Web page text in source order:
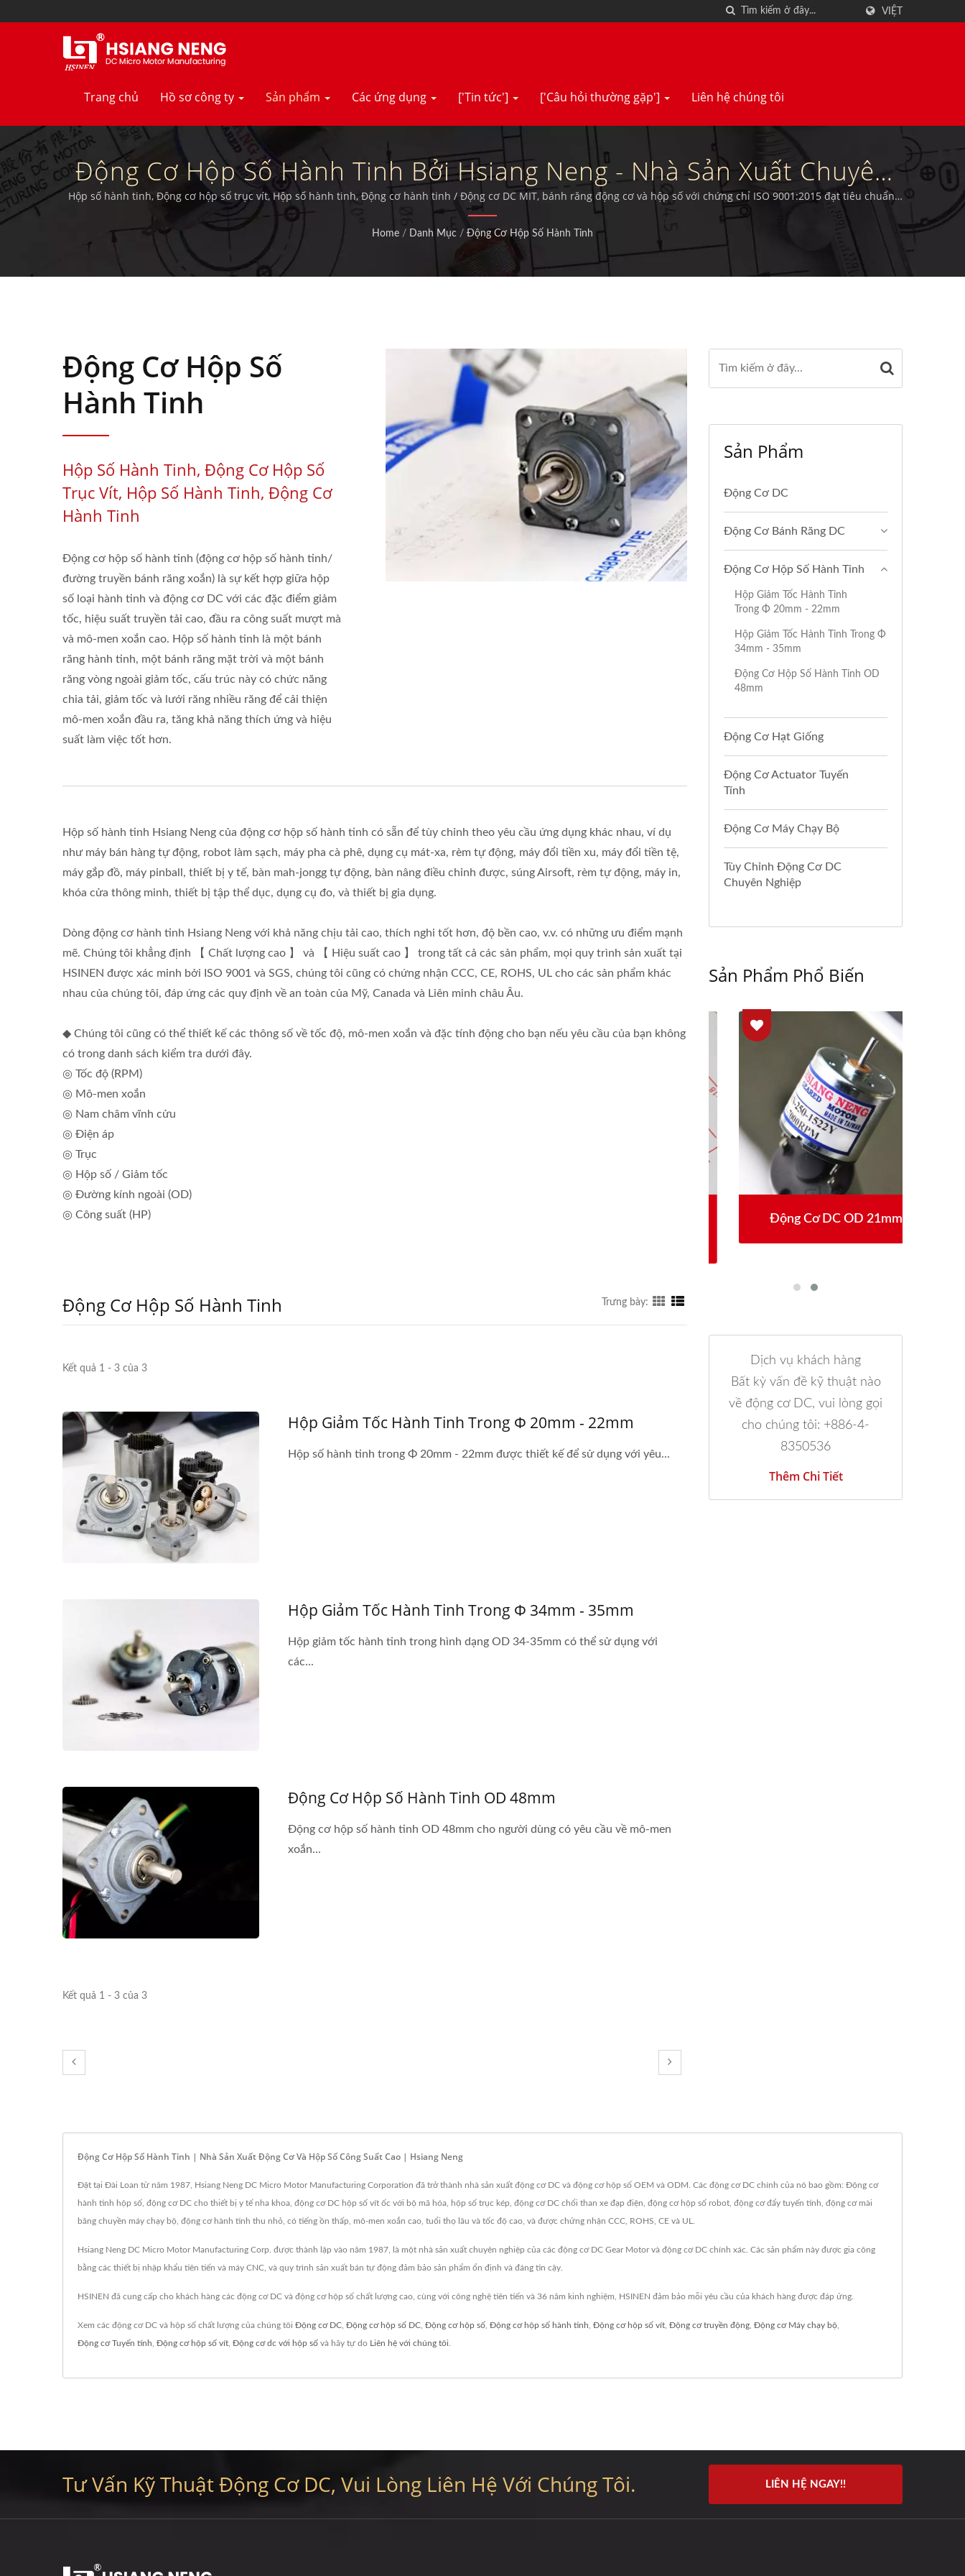
VIỆT
Trang chủ Hồ sơ công ty Sản phẩm Các ứng dụng ['Tin tức'] ['Câu hỏi thường gặp'] Liên hệ chúng tôi
Động Cơ Hộp Số Hành Tinh Bởi Hsiang Neng - Nhà Sản Xuất Chuyên
Nghiệp Về Động Cơ DC.| Nhà Sản Xuất Động Cơ Và Hộp Số Cao Mô-
Men Xoắn | Hsiang Neng
Hộp số hành tinh, Động cơ hộp số trục vít, Hộp số hành tinh, Động cơ hành tinh / Động cơ DC MIT, bánh răng động cơ và hộp số với chứng chỉ ISO 9001:2015 đạt tiêu chuẩn,
được chứng nhận TUV, CE và UL.
Home / Danh Mục / Động Cơ Hộp Số Hành Tinh
Động Cơ Hộp Số
Hành Tinh
Hộp Số Hành Tinh, Động Cơ Hộp Số
Trục Vít, Hộp Số Hành Tinh, Động Cơ
Hành Tinh
Động cơ hộp số hành tinh (động cơ hộp số hành tinh/
đường truyền bánh răng xoắn) là sự kết hợp giữa hộp
số loại hành tinh và động cơ DC với các đặc điểm giảm
tốc, hiệu suất truyền tải cao, đầu ra công suất mượt mà
và mô-men xoắn cao. Hộp số hành tinh là một bánh
răng hành tinh, một bánh răng mặt trời và một bánh
răng vòng ngoài giảm tốc, cấu trúc này có chức năng
chia tải, giảm tốc và lưới răng nhiều răng để cải thiện
mô-men xoắn đầu ra, tăng khả năng thích ứng và hiệu
suất làm việc tốt hơn.
Hộp số hành tinh Hsiang Neng của động cơ hộp số hành tinh có sẵn để tùy chỉnh theo yêu cầu ứng dụng khác nhau, ví dụ
như máy bán hàng tự động, robot làm sạch, máy pha cà phê, dụng cụ mát-xa, rèm tự động, máy đổi tiền xu, máy đổi tiền tệ,
máy gắp đồ, máy pinball, thiết bị y tế, bàn mah-jongg tự động, bàn nâng điều chỉnh được, súng Airsoft, rèm tự động, máy in,
khóa cửa thông minh, thiết bị tập thể dục, dụng cụ đo, và thiết bị gia dụng.
Dòng động cơ hành tinh Hsiang Neng với khả năng chịu tải cao, thích nghi tốt hơn, độ bền cao, v.v. có những ưu điểm mạnh
mẽ. Chúng tôi khẳng định 【 Chất lượng cao 】 và 【 Hiệu suất cao 】 trong tất cả các sản phẩm, mọi quy trình sản xuất tại
HSINEN được xác minh bởi ISO 9001 và SGS, chúng tôi cũng có chứng nhận CCC, CE, ROHS, UL cho các sản phẩm khác
nhau của chúng tôi, đáp ứng các quy định về an toàn của Mỹ, Canada và Liên minh châu Âu.
◆ Chúng tôi cũng có thể thiết kế các thông số về tốc độ, mô-men xoắn và đặc tính động cho bạn nếu yêu cầu của bạn không
có trong danh sách kiểm tra dưới đây.
◎ Tốc độ (RPM)
◎ Mô-men xoắn
◎ Nam châm vĩnh cửu
◎ Điện áp
◎ Trục
◎ Hộp số / Giảm tốc
◎ Đường kính ngoài (OD)
◎ Công suất (HP)
Động Cơ Hộp Số Hành Tinh Trưng bày:
Kết quả 1 - 3 của 3
Hộp Giảm Tốc Hành Tinh Trong Φ 20mm - 22mm
Hộp số hành tinh trong Φ 20mm - 22mm được thiết kế để sử dụng với yêu...
Hộp Giảm Tốc Hành Tinh Trong Φ 34mm - 35mm
Hộp giảm tốc hành tinh trong hình dạng OD 34-35mm có thể sử dụng với
các...
Động Cơ Hộp Số Hành Tinh OD 48mm
Động cơ hộp số hành tinh OD 48mm cho người dùng có yêu cầu về mô-men
xoắn...
Kết quả 1 - 3 của 3
Sản Phẩm
Động Cơ DC
Động Cơ Bánh Răng DC
Động Cơ Hộp Số Hành Tinh
Hộp Giảm Tốc Hành Tinh
Trong Φ 20mm - 22mm
Hộp Giảm Tốc Hành Tinh Trong Φ
34mm - 35mm
Động Cơ Hộp Số Hành Tinh OD
48mm
Động Cơ Hạt Giống
Động Cơ Actuator Tuyến
Tính
Động Cơ Máy Chạy Bộ
Tùy Chỉnh Động Cơ DC
Chuyên Nghiệp
Sản Phẩm Phổ Biến
Động Cơ Hộp Số DC OD
Động Cơ DC OD 21mm
Dịch vụ khách hàng
Bất kỳ vấn đề kỹ thuật nào
về động cơ DC, vui lòng gọi
cho chúng tôi: +886-4-
8350536
Thêm Chi Tiết
Động Cơ Hộp Số Hành Tinh | Nhà Sản Xuất Động Cơ Và Hộp Số Công Suất Cao | Hsiang Neng
Đặt tại Đài Loan từ năm 1987, Hsiang Neng DC Micro Motor Manufacturing Corporation đã trở thành nhà sản xuất động cơ DC và động cơ hộp số OEM và ODM. Các động cơ DC chính của nó bao gồm: Động cơ
hành tinh hộp số, động cơ DC cho thiết bị y tế nha khoa, động cơ DC hộp số vít ốc với bộ mã hóa, hộp số trục kép, động cơ DC chổi than xe đạp điện, động cơ hộp số robot, động cơ đẩy tuyến tính, động cơ mài
băng chuyền máy chạy bộ, động cơ hành tinh thu nhỏ, có tiếng ồn thấp, mô-men xoắn cao, tuổi thọ lâu và tốc độ cao, và được chứng nhận CCC, ROHS, CE và UL.
Hsiang Neng DC Micro Motor Manufacturing Corp. được thành lập vào năm 1987, là một nhà sản xuất chuyên nghiệp của các động cơ DC Gear Motor và động cơ DC chính xác. Các sản phẩm này được gia công
bằng các thiết bị nhập khẩu tiên tiến và máy CNC, và quy trình sản xuất bán tự động đảm bảo sản phẩm ổn định và đáng tin cậy.
HSINEN đã cung cấp cho khách hàng các động cơ DC và động cơ hộp số chất lượng cao, cùng với công nghệ tiên tiến và 36 năm kinh nghiệm, HSINEN đảm bảo mỗi yêu cầu của khách hàng được đáp ứng.
Xem các động cơ DC và hộp số chất lượng của chúng tôi Động cơ DC, Động cơ hộp số DC, Động cơ hộp số, Động cơ hộp số hành tinh, Động cơ hộp số vít, Động cơ truyền động, Động cơ Máy chạy bộ,
Động cơ Tuyến tính, Động cơ hộp số vít, Động cơ dc với hộp số và hãy tự do Liên hệ với chúng tôi.
Tư Vấn Kỹ Thuật Động Cơ DC, Vui Lòng Liên Hệ Với Chúng Tôi. LIÊN HỆ NGAY!!